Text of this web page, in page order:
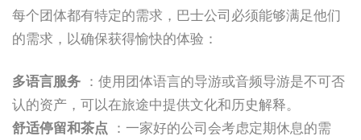
每个团体都有特定的需求，巴士公司必须能够满足他们
的需求，以确保获得愉快的体验：
多语言服务 ：使用团体语言的导游或音频导游是不可否
认的资产，可以在旅途中提供文化和历史解释。
舒适停留和茶点 ：一家好的公司会考虑定期休息的需